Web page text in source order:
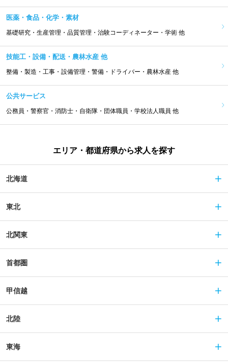
医薬・食品・化学・素材
基礎研究・生産管理・品質管理・治験コーディネーター・学術 他
技能工・設備・配送・農林水産 他
整備・製造・工事・設備管理・警備・ドライバー・農林水産 他
公共サービス
公務員・警察官・消防士・自衛隊・団体職員・学校法人職員 他
エリア・都道府県から求人を探す
北海道
東北
北関東
首都圏
甲信越
北陸
東海